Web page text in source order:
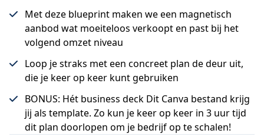
Met deze blueprint maken we een magnetisch
aanbod wat moeiteloos verkoopt en past bij het
volgend omzet niveau
Loop je straks met een concreet plan de deur uit,
die je keer op keer kunt gebruiken
BONUS: Hét business deck Dit Canva bestand krijg
jij als template. Zo kun je keer op keer in 3 uur tijd
dit plan doorlopen om je bedrijf op te schalen!